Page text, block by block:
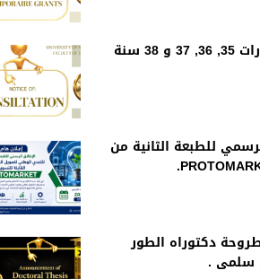
الإعلان عن الإستشارات 35, 36, 37 و 38 سنة
للطبعة الثانية من
دكتوراه الطور
سلمى .